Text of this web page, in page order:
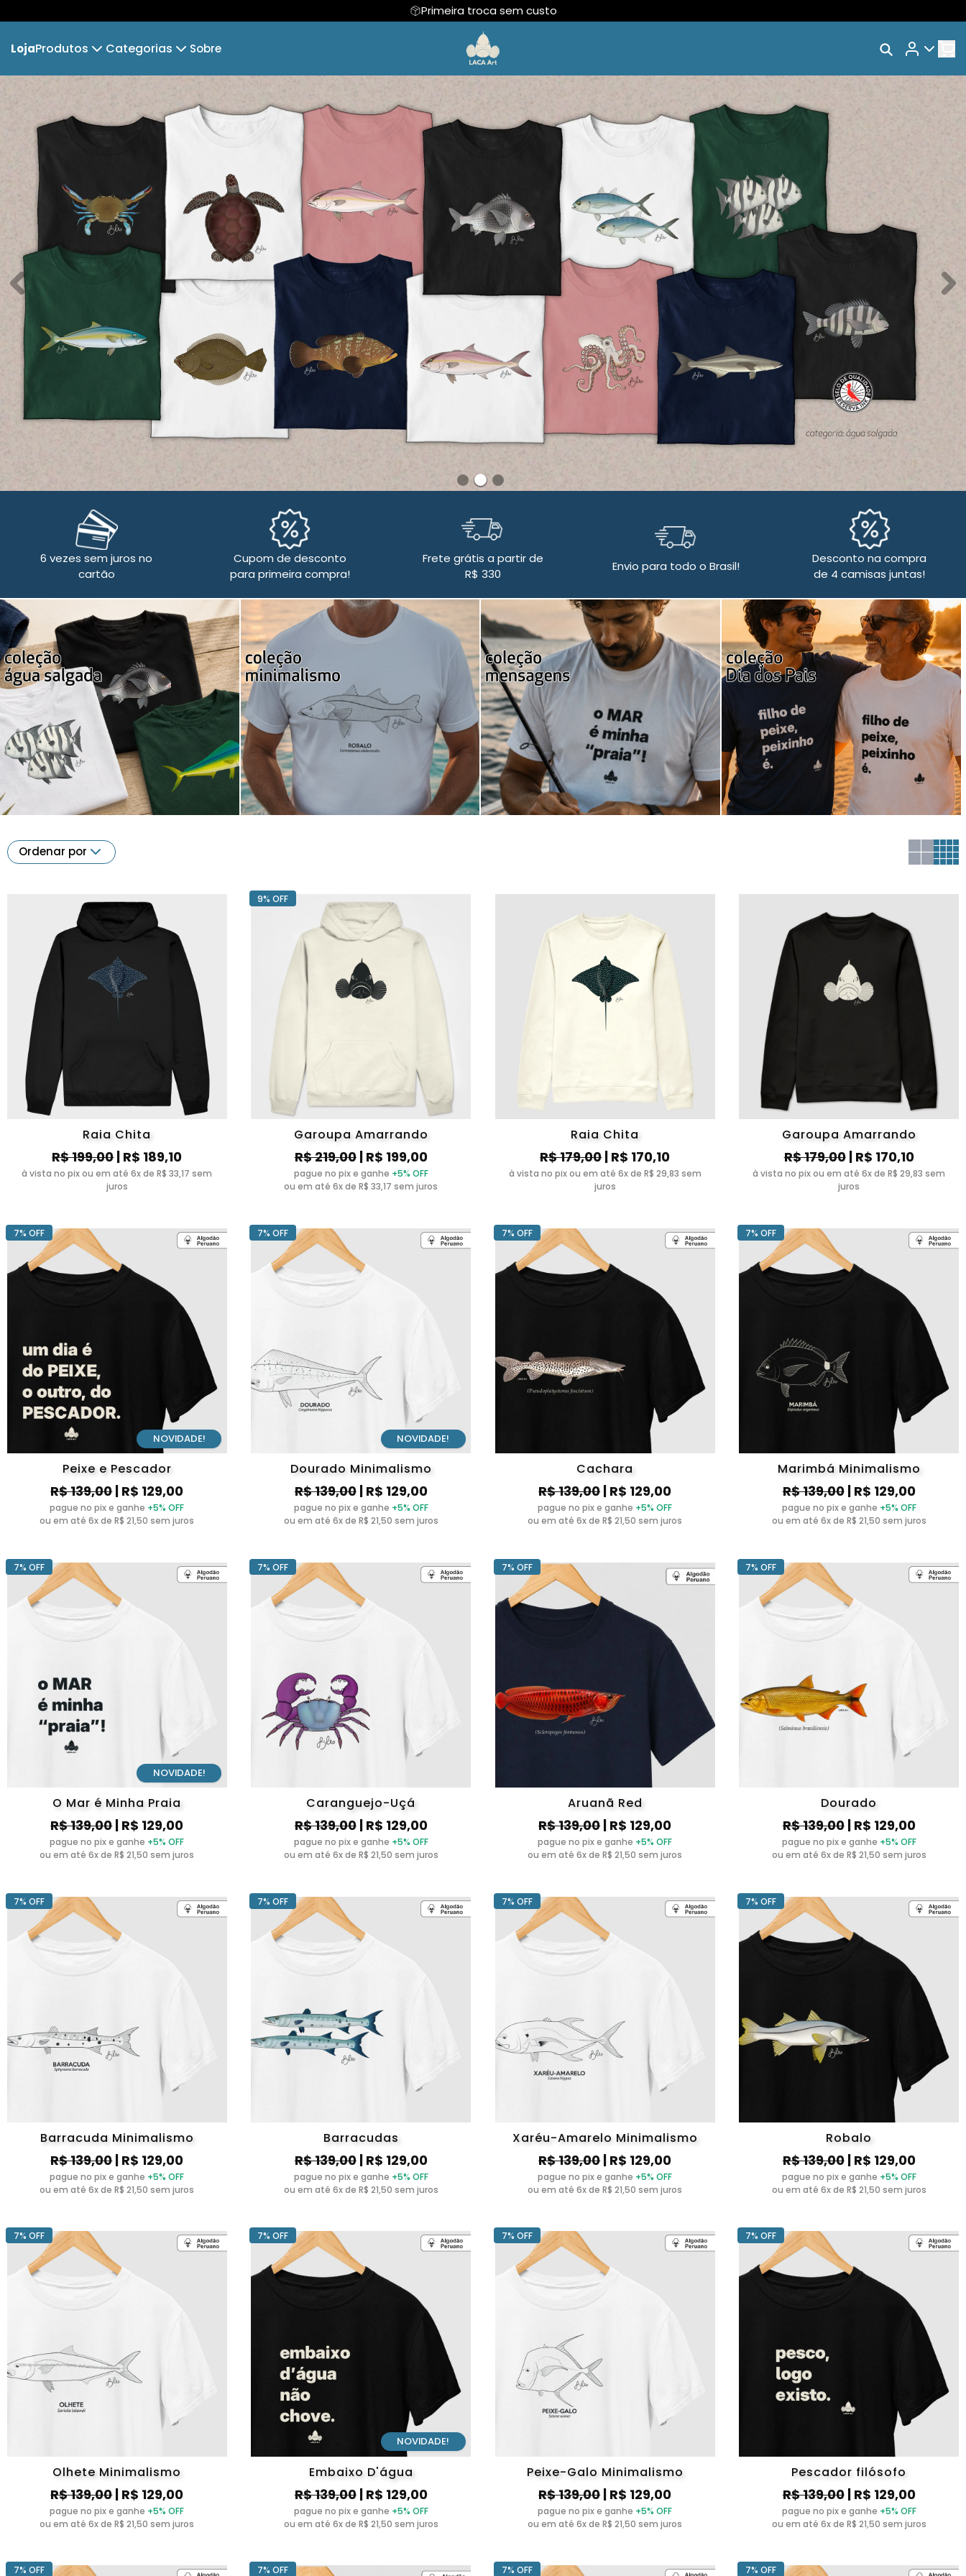
Primeira troca sem custo
LojaProdutos
Hoodie Moletom Suéter Moletom Body Infantil Camiseta Oversized
Categorias
Água Doce Dia dos Pais Aquarismo
Sobre
Trocar Meu Pedido
Avaliar Meu Pedido
6 vezes sem juros no
cartão
Cupom de desconto
para primeira compra!
Frete grátis a partir de
R$ 330
Envio para todo o Brasil!
Desconto na compra
de 4 camisas juntas!
Ordenar por
Raia Chita
R$ 199,00| R$ 189,10
à vista no pix ou em até 6x de R$ 33,17 sem
juros
Garoupa Amarrando
R$ 219,00| R$ 199,00
pague no pix e ganhe +5% OFF
ou em até 6x de R$ 33,17 sem juros
9% OFF
Raia Chita
R$ 179,00| R$ 170,10
à vista no pix ou em até 6x de R$ 29,83 sem
juros
Garoupa Amarrando
R$ 179,00| R$ 170,10
à vista no pix ou em até 6x de R$ 29,83 sem
juros
NOVIDADE!
Peixe e Pescador
R$ 139,00| R$ 129,00
pague no pix e ganhe +5% OFF
ou em até 6x de R$ 21,50 sem juros
7% OFF
NOVIDADE!
Dourado Minimalismo
R$ 139,00| R$ 129,00
pague no pix e ganhe +5% OFF
ou em até 6x de R$ 21,50 sem juros
7% OFF
Cachara
R$ 139,00| R$ 129,00
pague no pix e ganhe +5% OFF
ou em até 6x de R$ 21,50 sem juros
7% OFF
Marimbá Minimalismo
R$ 139,00| R$ 129,00
pague no pix e ganhe +5% OFF
ou em até 6x de R$ 21,50 sem juros
7% OFF
NOVIDADE!
O Mar é Minha Praia
R$ 139,00| R$ 129,00
pague no pix e ganhe +5% OFF
ou em até 6x de R$ 21,50 sem juros
7% OFF
Caranguejo-Uçá
R$ 139,00| R$ 129,00
pague no pix e ganhe +5% OFF
ou em até 6x de R$ 21,50 sem juros
7% OFF
Aruanã Red
R$ 139,00| R$ 129,00
pague no pix e ganhe +5% OFF
ou em até 6x de R$ 21,50 sem juros
7% OFF
Dourado
R$ 139,00| R$ 129,00
pague no pix e ganhe +5% OFF
ou em até 6x de R$ 21,50 sem juros
7% OFF
Barracuda Minimalismo
R$ 139,00| R$ 129,00
pague no pix e ganhe +5% OFF
ou em até 6x de R$ 21,50 sem juros
7% OFF
Barracudas
R$ 139,00| R$ 129,00
pague no pix e ganhe +5% OFF
ou em até 6x de R$ 21,50 sem juros
7% OFF
Xaréu-Amarelo Minimalismo
R$ 139,00| R$ 129,00
pague no pix e ganhe +5% OFF
ou em até 6x de R$ 21,50 sem juros
7% OFF
Robalo
R$ 139,00| R$ 129,00
pague no pix e ganhe +5% OFF
ou em até 6x de R$ 21,50 sem juros
7% OFF
Olhete Minimalismo
R$ 139,00| R$ 129,00
pague no pix e ganhe +5% OFF
ou em até 6x de R$ 21,50 sem juros
7% OFF
NOVIDADE!
Embaixo D'água
R$ 139,00| R$ 129,00
pague no pix e ganhe +5% OFF
ou em até 6x de R$ 21,50 sem juros
7% OFF
Peixe-Galo Minimalismo
R$ 139,00| R$ 129,00
pague no pix e ganhe +5% OFF
ou em até 6x de R$ 21,50 sem juros
7% OFF
Pescador filósofo
R$ 139,00| R$ 129,00
pague no pix e ganhe +5% OFF
ou em até 6x de R$ 21,50 sem juros
7% OFF
7% OFF 7% OFF 7% OFF 7% OFF